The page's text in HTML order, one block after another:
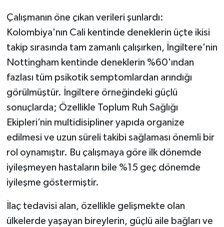
Çalışmanın öne çıkan verileri şunlardı:
Kolombiya'nın Cali kentinde deneklerin üçte ikisi
takip sırasında tam zamanlı çalışırken, İngiltere'nin
Nottingham kentinde deneklerin %60'ından
fazlası tüm psikotik semptomlardan arındığı
görülmüştür. İngiltere örneğindeki güçlü
sonuçlarda; Özellikle Toplum Ruh Sağlığı
Ekipleri’nin multidisipliner yapıda organize
edilmesi ve uzun süreli takibi sağlaması önemli bir
rol oynamıştır. Bu çalışmaya göre ilk dönemde
iyileşmeyen hastaların bile %15 geç dönemde
iyileşme göstermiştir.
İlaç tedavisi alan, özellikle gelişmekte olan
ülkelerde yaşayan bireylerin, güçlü aile bağları ve